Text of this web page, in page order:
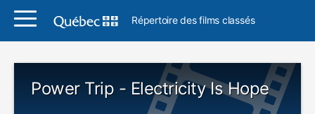
Répertoire des films classés
Power Trip - Electricity Is Hope